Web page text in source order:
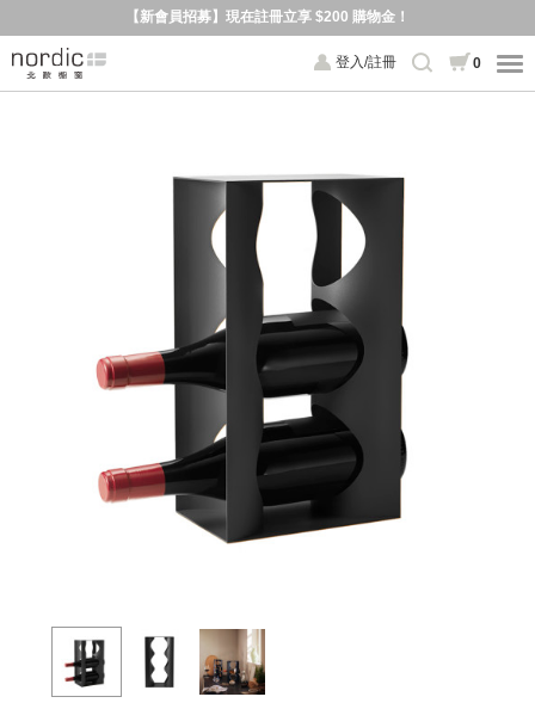
【新會員招募】現在註冊立享 $200 購物金！
登入/註冊 0